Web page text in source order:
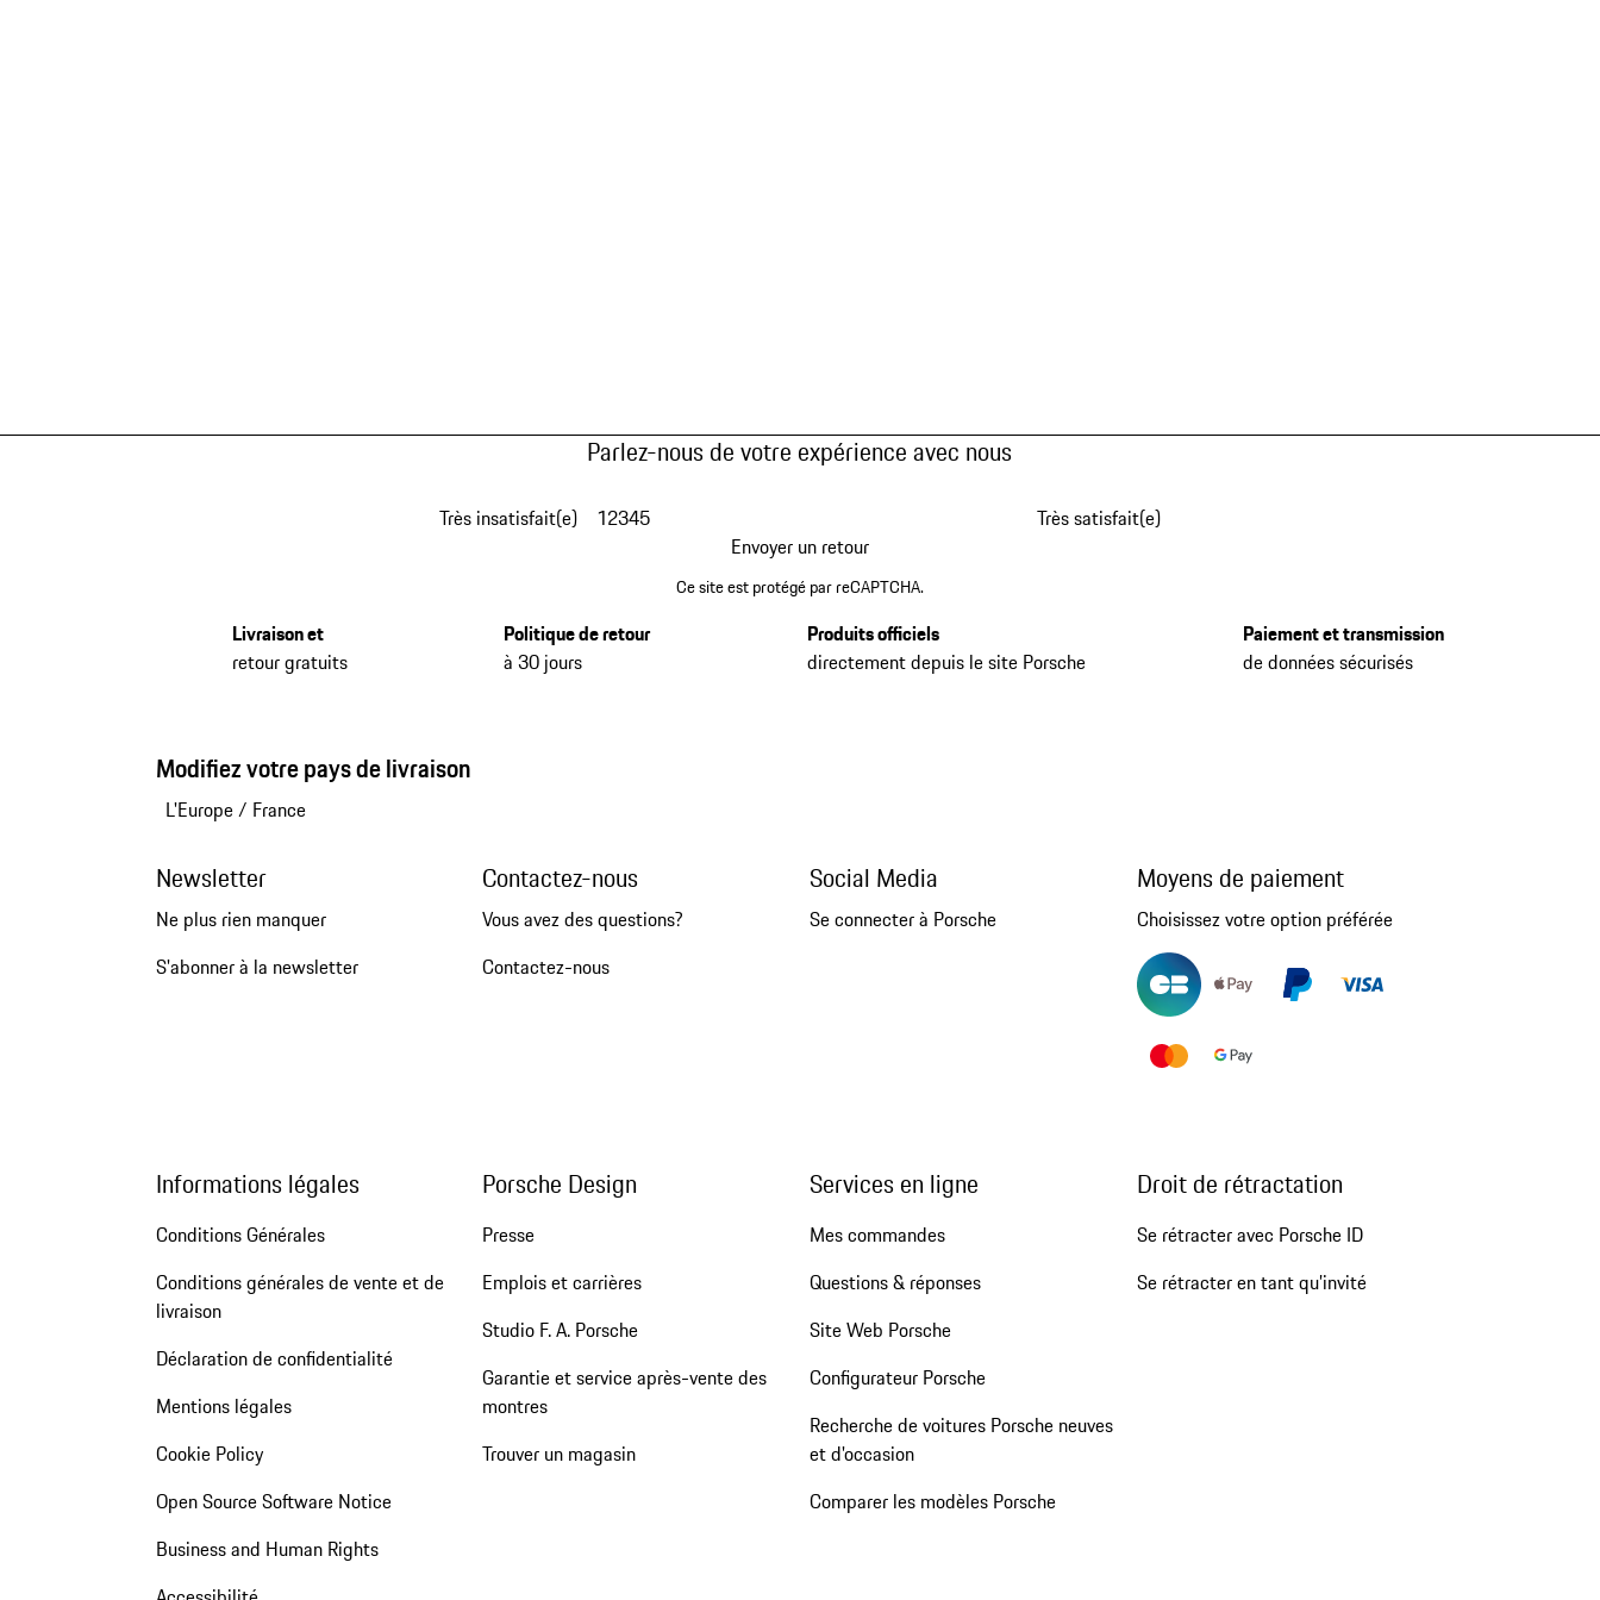
Parlez-nous de votre expérience avec nous
Très insatisfait(e) 12345
Très satisfait(e)
Envoyer un retour
Ce site est protégé par reCAPTCHA.
Livraison et
retour gratuits
Politique de retour
à 30 jours
Produits officiels
directement depuis le site Porsche
Paiement et transmission
de données sécurisés
Modifiez votre pays de livraison
L'Europe/ France
Newsletter
Ne plus rien manquer
S'abonner à la newsletter
Contactez-nous
Vous avez des questions?
Contactez-nous
Social Media
Se connecter à Porsche
Moyens de paiement
Choisissez votre option préférée
Informations légales
Conditions Générales
Conditions générales de vente et de
livraison
Déclaration de confidentialité
Mentions légales
Cookie Policy
Open Source Software Notice
Business and Human Rights
Porsche Design
Presse
Emplois et carrières
Studio F. A. Porsche
Garantie et service après-vente des
montres
Trouver un magasin
Services en ligne
Mes commandes
Questions & réponses
Site Web Porsche
Configurateur Porsche
Recherche de voitures Porsche neuves
et d'occasion
Comparer les modèles Porsche
Droit de rétractation
Se rétracter avec Porsche ID
Se rétracter en tant qu’invité